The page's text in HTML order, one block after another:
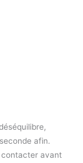
afin.
contacter avant